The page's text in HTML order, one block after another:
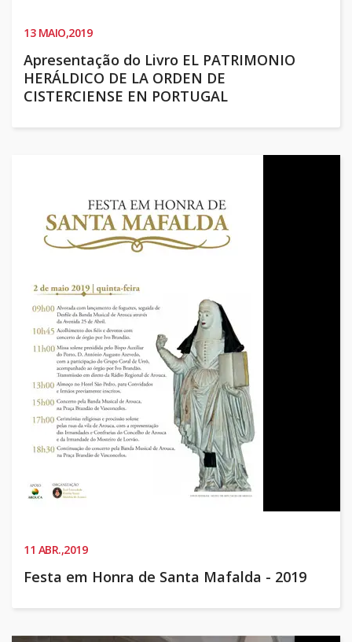
13MAIO,2019
Apresentação do Livro EL PATRIMONIO
HERÁLDICO DE LA ORDEN DE
CISTERCIENSE EN PORTUGAL
11 ABR.,2019
Festa em Honra de Santa Mafalda - 2019